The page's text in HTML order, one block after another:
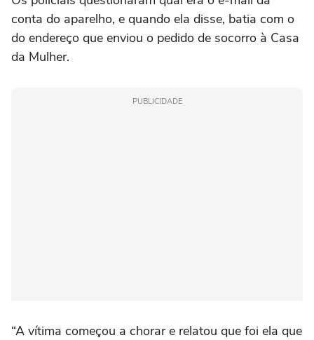
conta do aparelho, e quando ela disse, batia com o
do endereço que enviou o pedido de socorro à Casa
da Mulher.
PUBLICIDADE
“A vítima começou a chorar e relatou que foi ela que